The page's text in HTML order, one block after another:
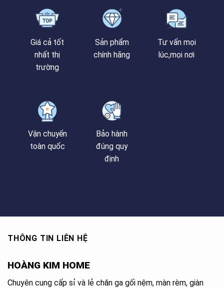
Giá cả tốt
nhất thị
trường
Sản phẩm
chính hãng
Tư vấn mọi
lúc,mọi nơi
Vận chuyển
toàn quốc
Bảo hành
đúng quy
định
THÔNG TIN LIÊN HỆ
HOÀNG KIM HOME
Chuyên cung cấp sỉ và lẻ chăn ga gối nệm, màn rèm, giàn